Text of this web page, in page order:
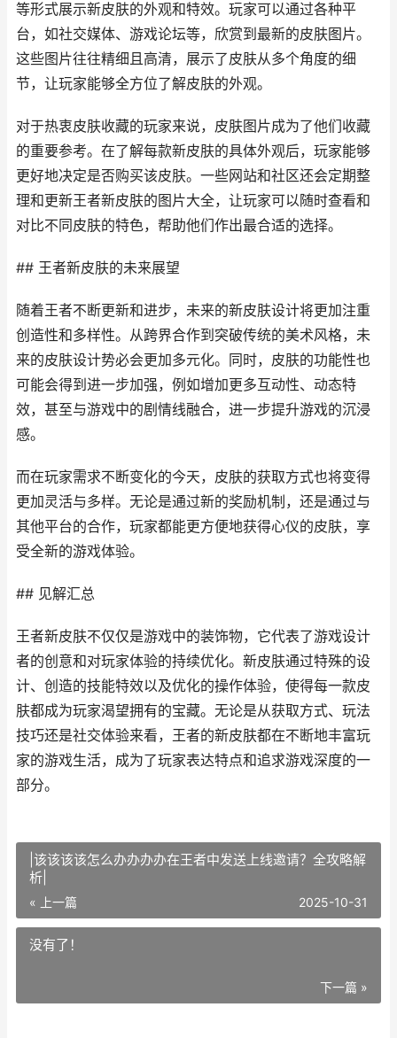
等形式展示新皮肤的外观和特效。玩家可以通过各种平
台，如社交媒体、游戏论坛等，欣赏到最新的皮肤图片。
这些图片往往精细且高清，展示了皮肤从多个角度的细
节，让玩家能够全方位了解皮肤的外观。
对于热衷皮肤收藏的玩家来说，皮肤图片成为了他们收藏
的重要参考。在了解每款新皮肤的具体外观后，玩家能够
更好地决定是否购买该皮肤。一些网站和社区还会定期整
理和更新王者新皮肤的图片大全，让玩家可以随时查看和
对比不同皮肤的特色，帮助他们作出最合适的选择。
## 王者新皮肤的未来展望
随着王者不断更新和进步，未来的新皮肤设计将更加注重
创造性和多样性。从跨界合作到突破传统的美术风格，未
来的皮肤设计势必会更加多元化。同时，皮肤的功能性也
可能会得到进一步加强，例如增加更多互动性、动态特
效，甚至与游戏中的剧情线融合，进一步提升游戏的沉浸
感。
而在玩家需求不断变化的今天，皮肤的获取方式也将变得
更加灵活与多样。无论是通过新的奖励机制，还是通过与
其他平台的合作，玩家都能更方便地获得心仪的皮肤，享
受全新的游戏体验。
## 见解汇总
王者新皮肤不仅仅是游戏中的装饰物，它代表了游戏设计
者的创意和对玩家体验的持续优化。新皮肤通过特殊的设
计、创造的技能特效以及优化的操作体验，使得每一款皮
肤都成为玩家渴望拥有的宝藏。无论是从获取方式、玩法
技巧还是社交体验来看，王者的新皮肤都在不断地丰富玩
家的游戏生活，成为了玩家表达特点和追求游戏深度的一
部分。
|该该该该怎么办办办办在王者中发送上线邀请？全攻略解
析|
« 上一篇 2025-10-31
没有了！
下一篇 »